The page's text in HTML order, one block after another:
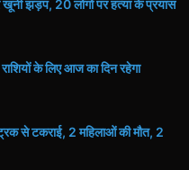
खूनी झड़प, 20 लोगों पर हत्या के प्रयास
के लिए आज का दिन रहेगा
से टकराई, 2 महिलाओं की मौत, 2